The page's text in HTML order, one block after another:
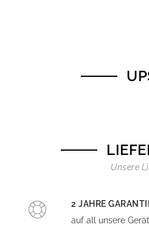
Unsere
2 JAHRE
auf all unsere